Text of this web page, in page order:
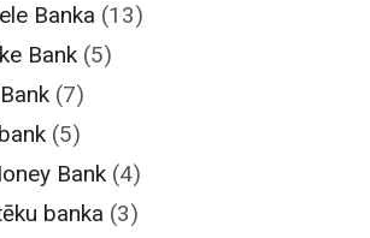
Banka (13)
Bank (5)
(7)
(5)
Bank (4)
banka (3)